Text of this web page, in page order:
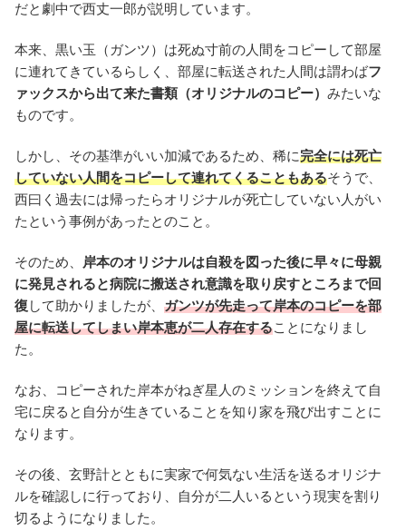
だと劇中で西丈一郎が説明しています。
本来、黒い玉（ガンツ）は死ぬ寸前の人間をコピーして部屋
に連れてきているらしく、部屋に転送された人間は謂わばフ
ァックスから出て来た書類（オリジナルのコピー） みたいな
ものです。
しかし、その基準がいい加減であるため、稀に完全には死亡
していない人間をコピーして連れてくることもあるそうで、
西曰く過去には帰ったらオリジナルが死亡していない人がい
たという事例があったとのこと。
そのため、
岸本のオリジナルは自殺を図った後に早々に母親
に発見されると病院に搬送され意識を取り戻すところまで回
復 して助かりましたが、 ガンツが先走って岸本のコピーを部
屋に転送してしまい岸本恵が二人存在することになりまし
た。
なお、コピーされた岸本がねぎ星人のミッションを終えて自
宅に戻ると自分が生きていることを知り家を飛び出すことに
なります。
その後、玄野計とともに実家で何気ない生活を送るオリジナ
ルを確認しに行っており、自分が二人いるという現実を割り
切るようになりました。